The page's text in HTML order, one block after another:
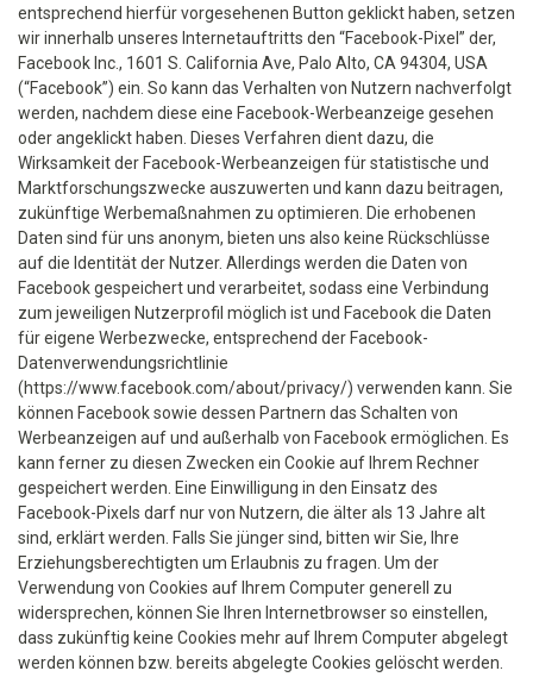
entsprechend hierfür vorgesehenen Button geklickt haben, setzen
wir innerhalb unseres Internetauftritts den “Facebook-Pixel” der,
Facebook Inc., 1601 S. California Ave, Palo Alto, CA 94304, USA
(“Facebook”) ein. So kann das Verhalten von Nutzern nachverfolgt
werden, nachdem diese eine Facebook-Werbeanzeige gesehen
oder angeklickt haben. Dieses Verfahren dient dazu, die
Wirksamkeit der Facebook-Werbeanzeigen für statistische und
Marktforschungszwecke auszuwerten und kann dazu beitragen,
zukünftige Werbemaßnahmen zu optimieren. Die erhobenen
Daten sind für uns anonym, bieten uns also keine Rückschlüsse
auf die Identität der Nutzer. Allerdings werden die Daten von
Facebook gespeichert und verarbeitet, sodass eine Verbindung
zum jeweiligen Nutzerprofil möglich ist und Facebook die Daten
für eigene Werbezwecke, entsprechend der Facebook-
Datenverwendungsrichtlinie
(https://www.facebook.com/about/privacy/) verwenden kann. Sie
können Facebook sowie dessen Partnern das Schalten von
Werbeanzeigen auf und außerhalb von Facebook ermöglichen. Es
kann ferner zu diesen Zwecken ein Cookie auf Ihrem Rechner
gespeichert werden. Eine Einwilligung in den Einsatz des
Facebook-Pixels darf nur von Nutzern, die älter als 13 Jahre alt
sind, erklärt werden. Falls Sie jünger sind, bitten wir Sie, Ihre
Erziehungsberechtigten um Erlaubnis zu fragen. Um der
Verwendung von Cookies auf Ihrem Computer generell zu
widersprechen, können Sie Ihren Internetbrowser so einstellen,
dass zukünftig keine Cookies mehr auf Ihrem Computer abgelegt
werden können bzw. bereits abgelegte Cookies gelöscht werden.